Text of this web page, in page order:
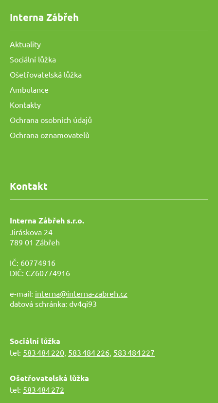
Interna Zábřeh
Aktuality
Sociální lůžka
Ošetřovatelská lůžka
Ambulance
Kontakty
Ochrana osobních údajů
Ochrana oznamovatelů
Kontakt
Interna Zábřeh s.r.o.
Jiráskova 24
789 01 Zábřeh
IČ: 60774916
DIČ: CZ60774916
e-mail: interna@interna-zabreh.cz
datová schránka: dv4qi93
Sociální lůžka
tel: 583 484 220, 583 484 226, 583 484 227
Ošetřovatelská lůžka
tel: 583 484 272